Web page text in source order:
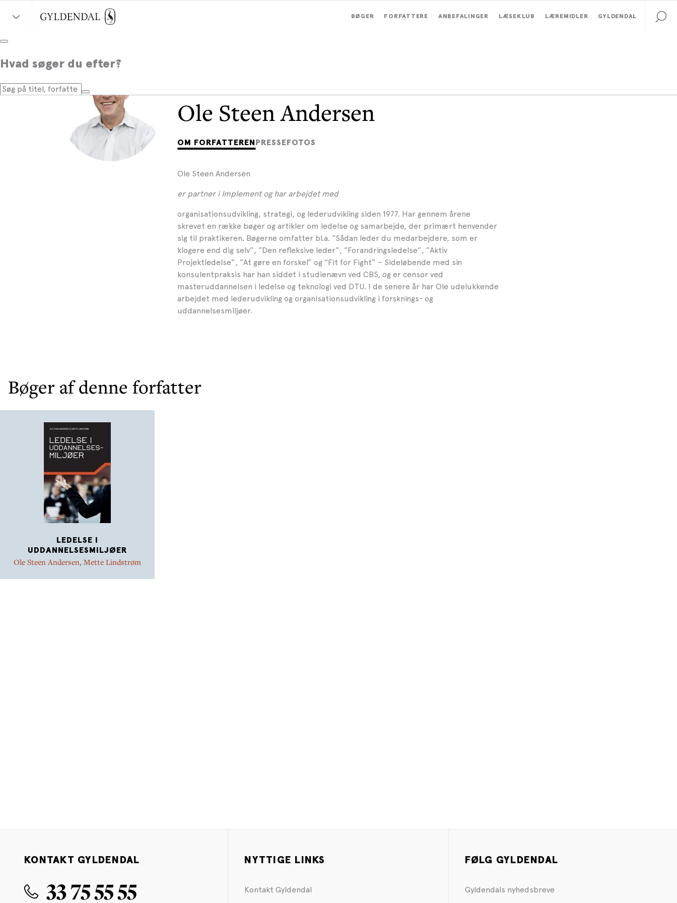
BØGER FORFATTERE ANBEFALINGER LÆSEKLUB LÆREMIDLER GYLDENDAL
Hvad søger du efter?
Ole Steen Andersen
OM FORFATTEREN PRESSEFOTOS
Ole Steen Andersen
er partner i Implement og har arbejdet med
organisationsudvikling, strategi, og lederudvikling siden 1977. Har gennem årene
skrevet en række bøger og artikler om ledelse og samarbejde, der primært henvender
sig til praktikeren. Bøgerne omfatter bl.a. ”Sådan leder du medarbejdere, som er
klogere end dig selv”, ”Den refleksive leder”, ”Forandringsledelse”, ”Aktiv
Projektledelse”, ”At gøre en forskel” og ”Fit for Fight” – Sideløbende med sin
konsulentpraksis har han siddet i studienævn ved CBS, og er censor ved
masteruddannelsen i ledelse og teknologi ved DTU. I de senere år har Ole udelukkende
arbejdet med lederudvikling og organisationsudvikling i forsknings- og
uddannelsesmiljøer.
Bøger af denne forfatter
LEDELSE I
UDDANNELSESMILJØER
Ole Steen Andersen, Mette Lindstrøm
KONTAKT GYLDENDAL
33 75 55 55
NYTTIGE LINKS
Kontakt Gyldendal
FØLG GYLDENDAL
Gyldendals nyhedsbreve